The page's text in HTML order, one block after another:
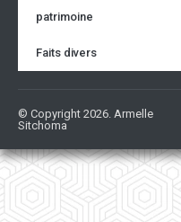
patrimoine
Faits divers
© Copyright 2026. Armelle
Sitchoma